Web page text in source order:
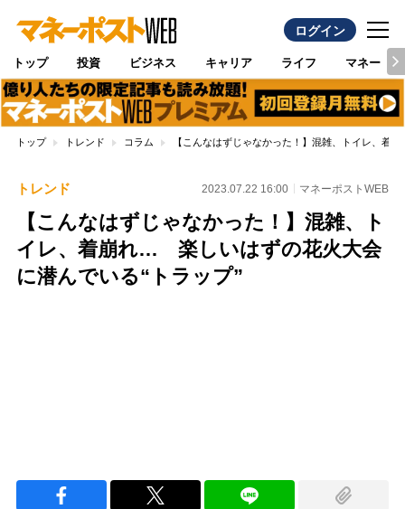
ログイン
トップ 投資 ビジネス キャリア ライフ マネー
トップ トレンド コラム 【こんなはずじゃなかった！】混雑、トイレ、着
トレンド 2023.07.22 16:00 マネーポストWEB
【こんなはずじゃなかった！】混雑、ト
イレ、着崩れ… 楽しいはずの花火大会
に潜んでいる“トラップ”